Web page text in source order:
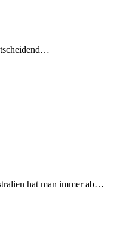
hat man immer ab…